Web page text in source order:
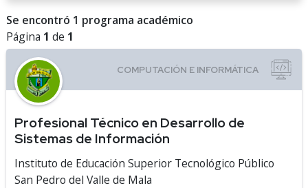
Se encontró 1 programa académico
Página 1 de 1
Profesional Técnico en Desarrollo de
Sistemas de Información
Instituto de Educación Superior Tecnológico Público
San Pedro del Valle de Mala